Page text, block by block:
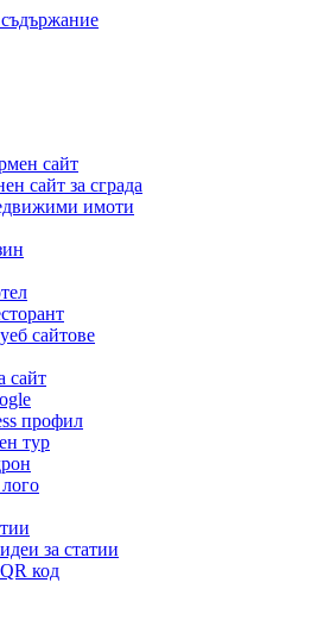
сайт
сайт за сграда
имоти
сайтове
сайт
профил
тур
за статии
код